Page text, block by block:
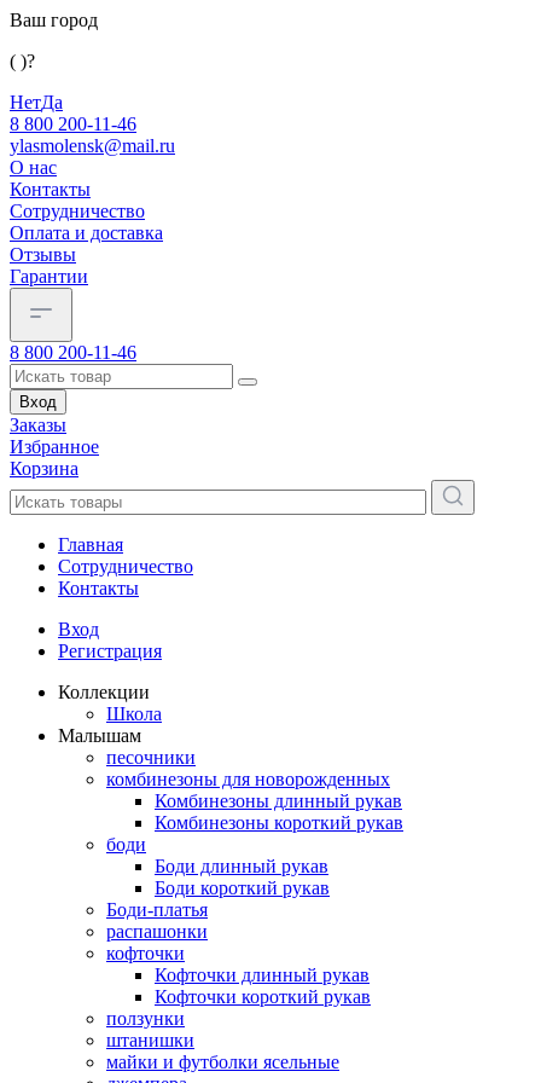
Ваш город
( )?
НетДа
8 800 200-11-46
ylasmolensk@mail.ru
О нас
Контакты
Сотрудничество
Оплата и доставка
Отзывы
Гарантии
8 800 200-11-46
Вход
Заказы
Избранное
Корзина
Главная
Сотрудничество
Контакты
Вход
Регистрация
Коллекции
Школа
Малышам
песочники
комбинезоны для новорожденных
Комбинезоны длинный рукав
Комбинезоны короткий рукав
боди
Боди длинный рукав
Боди короткий рукав
Боди-платья
распашонки
кофточки
Кофточки длинный рукав
Кофточки короткий рукав
ползунки
штанишки
майки и футболки ясельные